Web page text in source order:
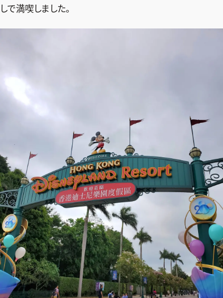
しで満喫しました。